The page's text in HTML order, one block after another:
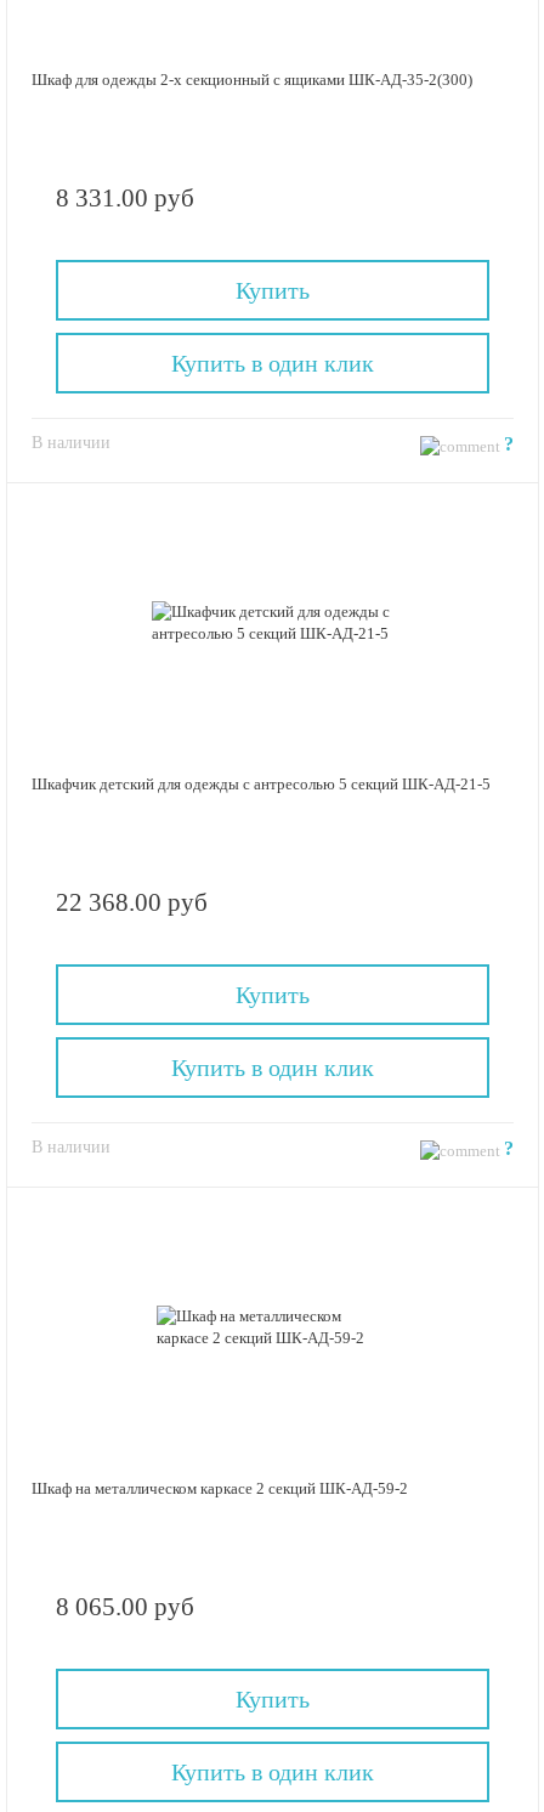
Шкаф для одежды 2-х секционный с ящиками ШК-АД-35-2(300)
8 331.00 руб
Купить
В наличии ?
Купить в один клик
Шкафчик детский для одежды с антресолью 5 секций ШК-АД-21-5
22 368.00 руб
Купить
В наличии ?
Купить в один клик
Шкаф на металлическом каркасе 2 секций ШК-АД-59-2
8 065.00 руб
Купить
Купить в один клик